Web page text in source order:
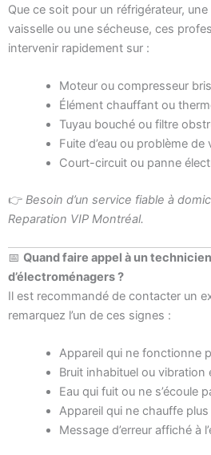
Que ce soit pour un réfrigérateur,
vaisselle ou une sécheuse, ces
intervenir rapidement sur :
Moteur ou compresseur
Élément chauffant ou
Tuyau bouché ou filtre
Fuite d’eau ou problème de
Court-circuit ou panne
👉 Besoin d’un service fiable à
Reparation VIP Montréal.
📅 Quand faire appel à un
d’électroménagers ?
Il est recommandé de contacter un
remarquez l’un de ces signes :
Appareil qui ne fonctionne
Bruit inhabituel ou vibration
Eau qui fuit ou ne s’écoule
Appareil qui ne chauffe
Message d’erreur affiché à